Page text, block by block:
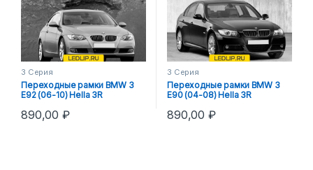
3 Серия
Переходные рамки BMW 3
E92 (06-10) Hella 3R
890,00₽
3 Серия
Переходные рамки BMW 3
E90 (04-08) Hella 3R
890,00₽